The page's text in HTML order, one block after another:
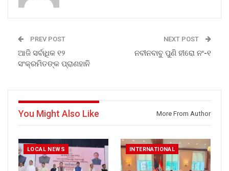
PREV POST
ଆଜି ସର୍ବାଧିକ ୧୨
ସଂକ୍ରମିତଙ୍କ ପ୍ରାଣହାନି
NEXT POST
ନବୀନବାବୁ ପୁଣି ହୀରୋ ନଂ-୧
You Might Also Like More From Author
LOCAL NEWS INTERNATIONAL